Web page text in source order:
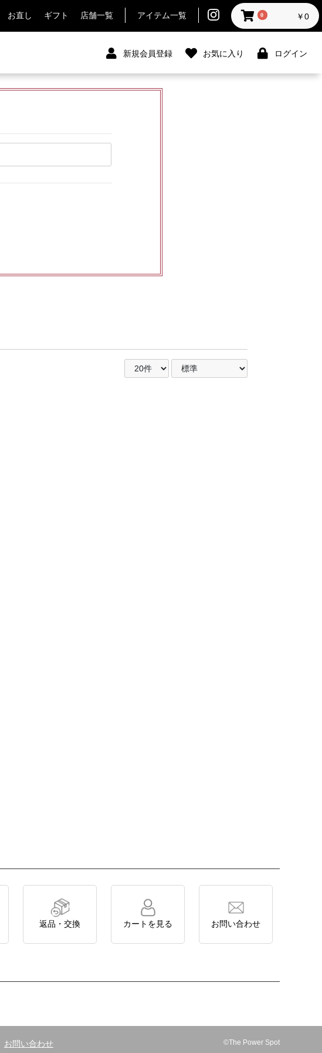
0 ￥0
アイテム一覧
店舗一覧
ギフト
お直し
新規会員登録 お気に入り ログイン
返品・交換 カートを見る お問い合わせ
お問い合わせ ©The Power Spot